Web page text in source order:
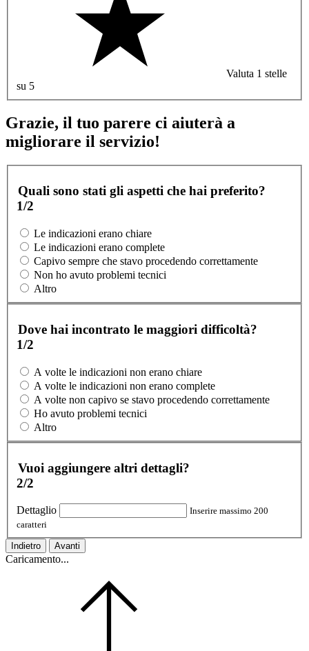
Valuta 1 stelle
su 5
Grazie, il tuo parere ci aiuterà a
migliorare il servizio!
Quali sono stati gli aspetti che hai preferito?
1/2
Le indicazioni erano chiare
Le indicazioni erano complete
Capivo sempre che stavo procedendo correttamente
Non ho avuto problemi tecnici
Altro
Dove hai incontrato le maggiori difficoltà?
1/2
A volte le indicazioni non erano chiare
A volte le indicazioni non erano complete
A volte non capivo se stavo procedendo correttamente
Ho avuto problemi tecnici
Altro
Vuoi aggiungere altri dettagli?
2/2
Dettaglio
Inserire massimo 200
caratteri
Indietro Avanti
Caricamento...